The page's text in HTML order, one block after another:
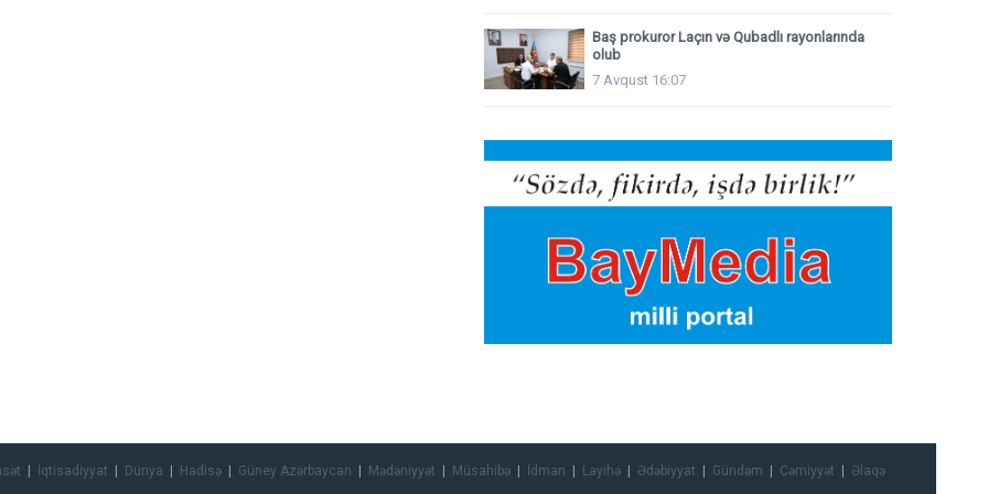
Baş prokuror Laçın və Qubadlı rayonlarında
olub
7 Avqust 16:07
İqtisadiyyat Dünya Hadisə Güney Azərbaycan Mədəniyyət Müsahibə İdman Layihə Ədəbiyyat Gündəm Cəmiyyət Əlaqə